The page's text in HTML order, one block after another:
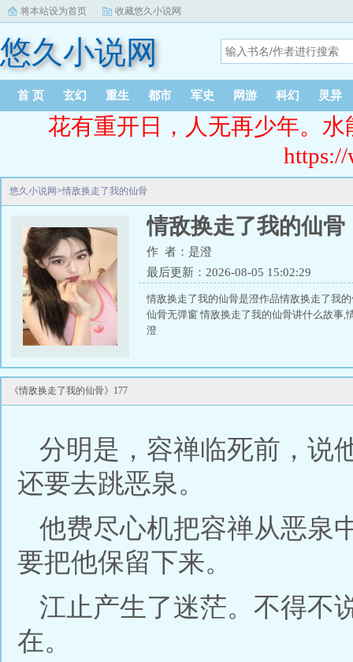
将本站设为首页 收藏悠久小说网
悠久小说网
首 页 玄幻 重生 都市 军史 网游 科幻 灵异
花有重开日，人无再少年。
悠久小说网>情敌换走了我的仙骨
情敌换走了我的仙骨
作 者：是澄
最后更新：2026-08-05 15:02:29
情敌换走了我的仙骨是澄作品情敌换走了我
仙骨无弹窗 情敌换走了我的仙骨讲什么故事,
澄
《情敌换走了我的仙骨》177
分明是，容禅临死前，说
还要去跳恶泉。
他费尽心机把容禅从恶泉
要把他保留下来。
江止产生了迷茫。不得不
在。